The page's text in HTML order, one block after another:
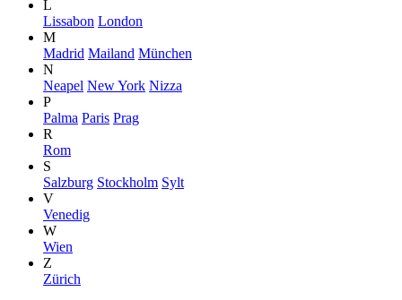
L
Lissabon London
M
Madrid Mailand München
N
Neapel New York Nizza
P
Palma Paris Prag
R
Rom
S
Salzburg Stockholm Sylt
V
Venedig
W
Wien
Z
Zürich